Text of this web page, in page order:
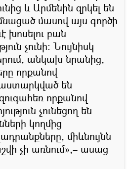
և Արմենին զրկել են
մասով այս գործի
խոսելու բան
չունի։ Նույնիսկ
անկախ նրանից,
որքանով
են
որքանով
չունեցող են
կողմից
միևնույնն
չի առնում»,– ասաց